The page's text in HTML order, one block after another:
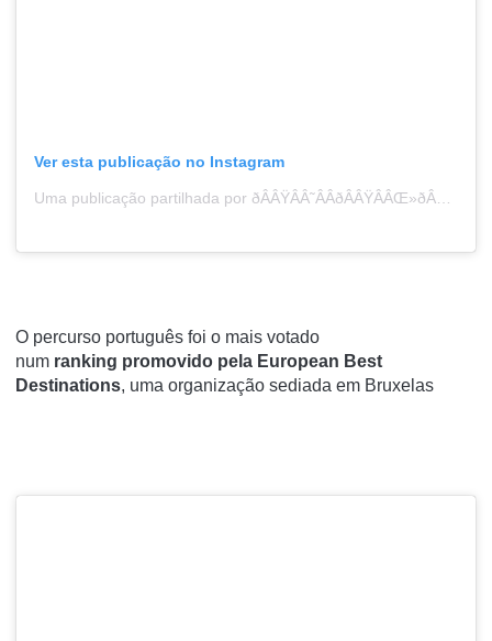
Ver esta publicação no Instagram
Uma publicação partilhada por ðÂÂŸÂÂ˜ÂÂðÂÂŸÂÂŒ»ðÂÂŸÂÂ’ÂÂœ (@isaferli)
O percurso português foi o mais votado
num ranking promovido pela European Best
Destinations, uma organização sediada em Bruxelas